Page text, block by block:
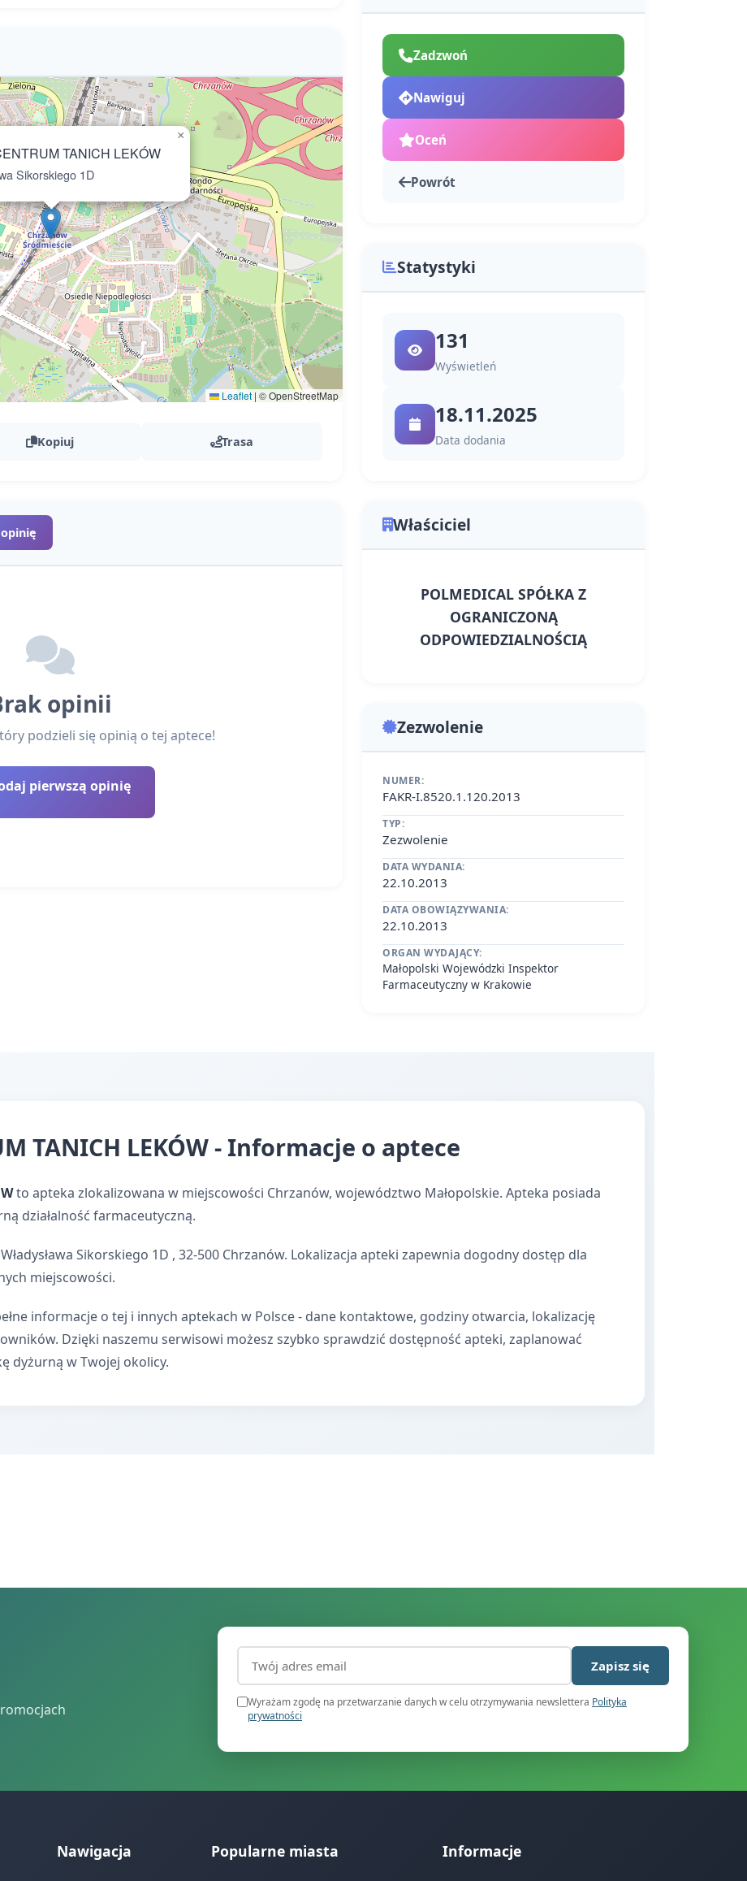
TANICH LEKÓW
Sikorskiego 1D
×
Leaflet | © OpenStreetMap
Kopiuj Trasa
opinii
podzieli się opinią o tej aptece!
pierwszą opinię
Zadzwoń
Nawiguj
Oceń
Powrót
Statystyki
131
Wyświetleń
18.11.2025
Data dodania
Właściciel
POLMEDICAL SPÓŁKA Z
OGRANICZONĄ
ODPOWIEDZIALNOŚCIĄ
Zezwolenie
NUMER:
FAKR-I.8520.1.120.2013
TYP:
Zezwolenie
DATA WYDANIA:
22.10.2013
DATA OBOWIĄZYWANIA:
22.10.2013
ORGAN WYDAJĄCY:
Małopolski Wojewódzki Inspektor
Farmaceutyczny w Krakowie
TANICH LEKÓW - Informacje o aptece
to apteka zlokalizowana w miejscowości Chrzanów, województwo Małopolskie. Apteka posiada
działalność farmaceutyczną.
Sikorskiego 1D , 32-500 Chrzanów. Lokalizacja apteki zapewnia dogodny dostęp dla
miejscowości.
informacje o tej i innych aptekach w Polsce - dane kontaktowe, godziny otwarcia, lokalizację
Dzięki naszemu serwisowi możesz szybko sprawdzić dostępność apteki, zaplanować
dyżurną w Twojej okolicy.
Adres email (wymagany)
Zapisz się
Wyrażam zgodę na przetwarzanie danych w celu otrzymywania newslettera Polityka
prywatności
Nawigacja Popularne miasta Informacje